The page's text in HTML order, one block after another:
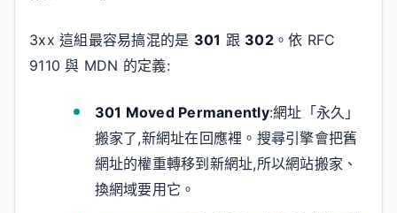
3xx 這組最容易搞混的是 301 跟 302。依 RFC
9110 與 MDN 的定義:
301 Moved Permanently:網址「永久」
搬家了,新網址在回應裡。搜尋引擎會把舊
網址的權重轉移到新網址,所以網站搬家、
換網域要用它。